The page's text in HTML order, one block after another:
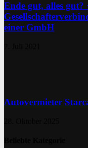
Ende gut, alles gut?
einer GmbH
Autovermieter